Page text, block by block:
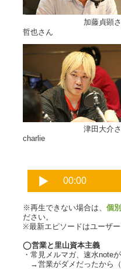
加藤貞
哲也さん
津田
charlie
※再生できない場合は、 個
ださい。
※最新エピソードはユーザ
◯営業と里山資本主義
・常見メルマガ、速水note
→営業がダメだったから